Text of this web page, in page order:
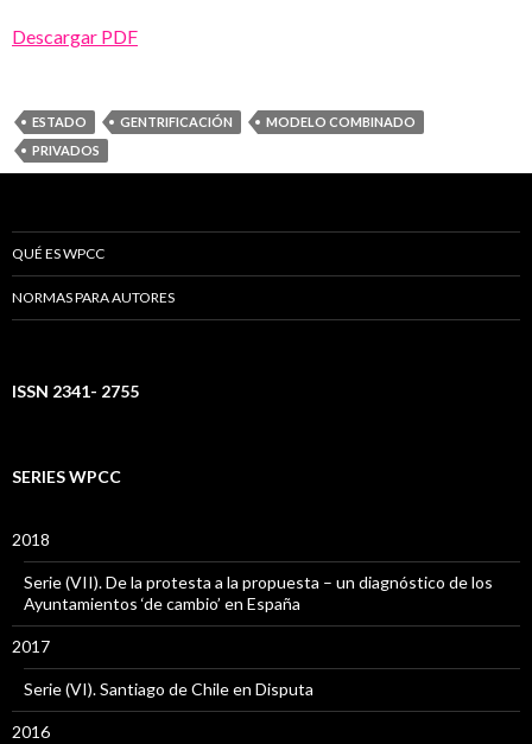
Descargar PDF
ESTADO GENTRIFICACIÓN
MODELO COMBINADO
PRIVADOS
QUÉ ES WPCC
NORMAS PARA AUTORES
ISSN 2341- 2755
SERIES WPCC
2018
Serie (VII). De la protesta a la propuesta – un diagnóstico de los
Ayuntamientos ‘de cambio’ en España
2017
Serie (VI). Santiago de Chile en Disputa
2016